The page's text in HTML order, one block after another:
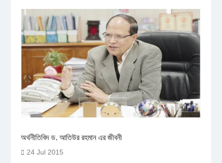
অর্থনীতিবিদ ড. আতিউর রহমান এর জীবনী
24 Jul 2015